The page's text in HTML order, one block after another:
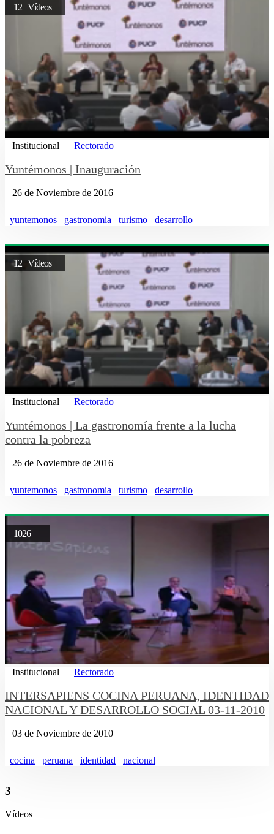
12 Vídeos
Institucional Rectorado
Yuntémonos | Inauguración
26 de Noviembre de 2016
yuntemonos gastronomia turismo desarrollo
12 Vídeos
Institucional Rectorado
Yuntémonos | La gastronomía frente a la lucha
contra la pobreza
26 de Noviembre de 2016
yuntemonos gastronomia turismo desarrollo
1026
Institucional Rectorado
INTERSAPIENS COCINA PERUANA, IDENTIDAD
NACIONAL Y DESARROLLO SOCIAL 03-11-2010
03 de Noviembre de 2010
cocina peruana identidad nacional
3
Vídeos